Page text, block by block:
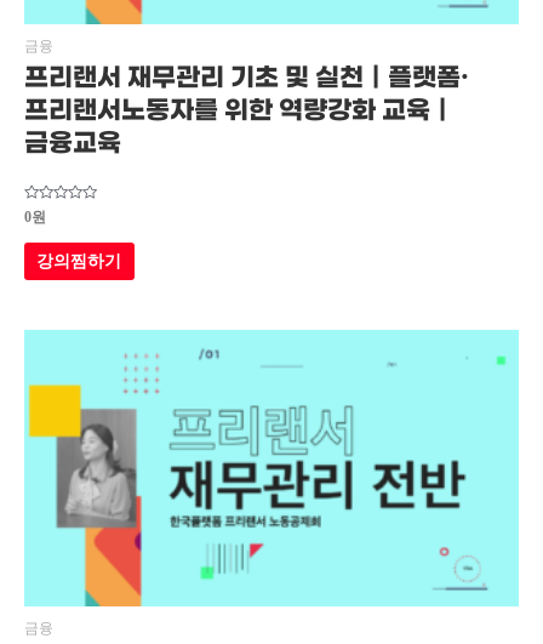
금융
프리랜서 재무관리 기초 및 실천｜플랫폼·
프리랜서노동자를 위한 역량강화 교육｜
금융교육
5
중에서
0
로
평가됨
0원
강의찜하기
금융